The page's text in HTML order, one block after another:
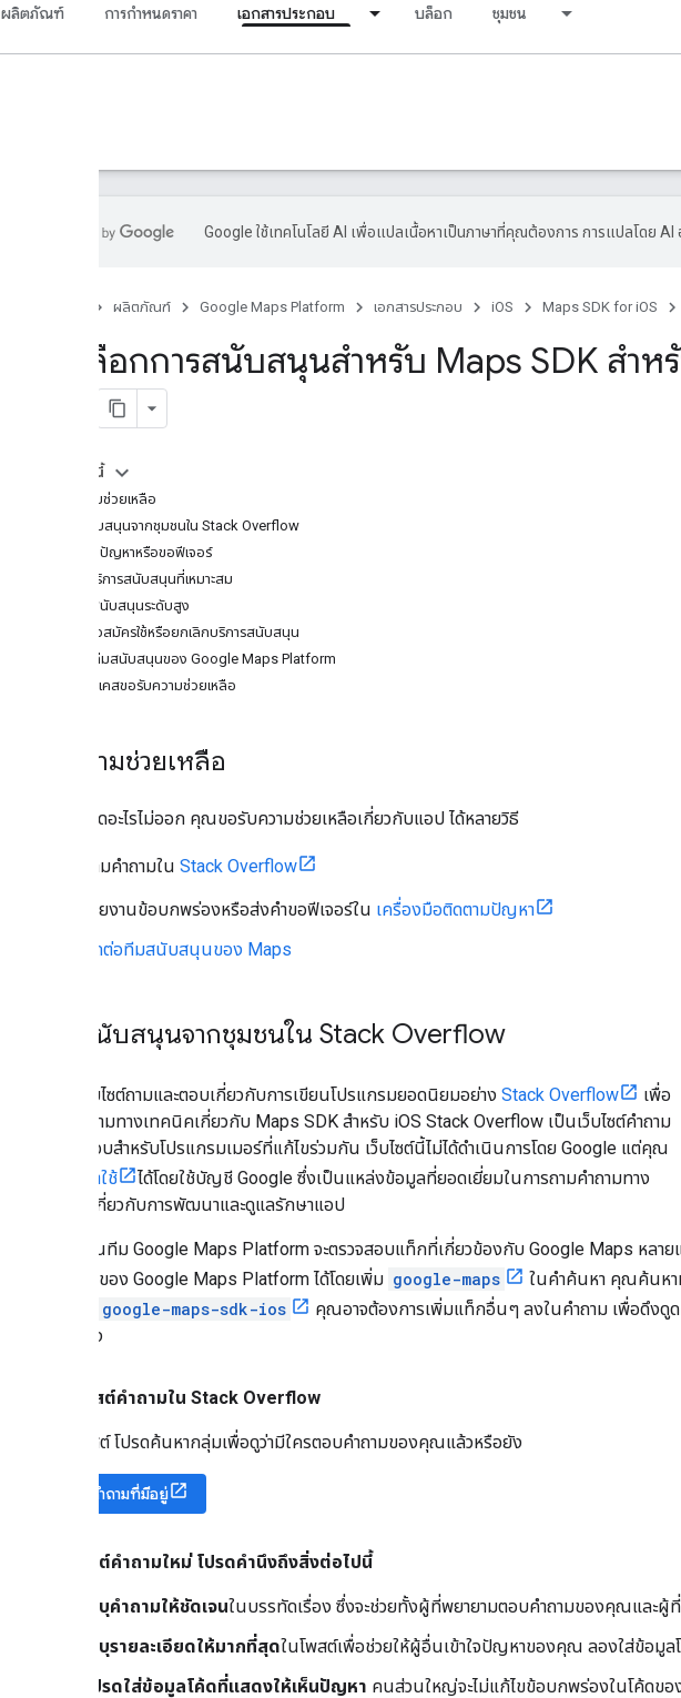
ผลิตภัณฑ์ การกำหนดราคา เอกสารประกอบ บล็อก ชุมชน
Google ใช้เทคโนโลยี AI เพื่อแปลเนื้อหาเป็นภาษาที่คุณต้องการ การแปลโดย
ผลิตภัณฑ์ Google Maps Platform เอกสารประกอบ iOS Maps SDK for iOS
ตัวเลือกการสนับสนุนสำหรับ Maps SDK สำห
ในหน้านี้
รับความช่วยเหลือ
การสนับสนุนจากชุมชนใน Stack Overflow
รายงานปัญหาหรือขอฟีเจอร์
เลือกบริการสนับสนุนที่เหมาะสม
การสนับสนุนระดับสูง
ลงชื่อสมัครใช้หรือยกเลิกบริการสนับสนุน
ติดต่อทีมสนับสนุนของ Google Maps Platform
สร้างเคสขอรับความช่วยเหลือ
รับความช่วยเหลือ
หากยังคิดอะไรไม่ออก คุณขอรับความช่วยเหลือเกี่ยวกับแอป ได้หลายวิธี
ถามคำถามใน Stack Overflow
รายงานข้อบกพร่องหรือส่งคำขอฟีเจอร์ใน เครื่องมือติดตามปัญหา
ติดต่อทีมสนับสนุนของ Maps
การสนับสนุนจากชุมชนใน Stack Overflow
เราใช้เว็บไซต์ถามและตอบเกี่ยวกับการเขียนโปรแกรมยอดนิยมอย่าง Stack Overflow
เพื่อ
ตอบคำถามทางเทคนิคเกี่ยวกับ Maps SDK สำหรับ iOS Stack Overflow เป็นเว็บไซต์คำถาม
และคำตอบสำหรับโปรแกรมเมอร์ที่แก้ไขร่วมกัน เว็บไซต์นี้ไม่ได้ดำเนินการโดย Google แต่คุณ
ลงชื่อเข้าใช้
ได้โดยใช้บัญชี Google ซึ่งเป็นแหล่งข้อมูลที่ยอดเยี่ยมในการถามคำถามทาง
เทคนิคเกี่ยวกับการพัฒนาและดูแลรักษาแอป
สมาชิกในทีม Google Maps Platform จะตรวจสอบแท็กที่เกี่ยวข้องกับ Google Maps หล
กับ API ของ Google Maps Platform ได้โดยเพิ่ม google-maps
ในคำค้นหา คุณค้นหา
google-maps-sdk-ios
คุณอาจต้องการเพิ่มแท็กอื่นๆ ลงในคำถาม เพื่อดึงดู
เกี่ยวข้อง
ก่อนโพสต์คำถามใน Stack Overflow
ก่อนโพสต์ โปรดค้นหากลุ่มเพื่อดูว่ามีใครตอบคำถามของคุณแล้วหรือยัง
ค้นหาคำถามที่มีอยู่
เมื่อโพสต์คำถามใหม่ โปรดคำนึงถึงสิ่งต่อไปนี้
ระบุคำถามให้ชัดเจนในบรรทัดเรื่อง ซึ่งจะช่วยทั้งผู้ที่พยายามตอบคำถามของคุณและผู้
ระบุรายละเอียดให้มากที่สุดในโพสต์เพื่อช่วยให้ผู้อื่นเข้าใจปัญหาของคุณ ลองใส่ข้อมู
โปรดใส่ข้อมูลโค้ดที่แสดงให้เห็นปัญหา คนส่วนใหญ่จะไม่แก้ไขข้อบกพร่องในโค้ดข